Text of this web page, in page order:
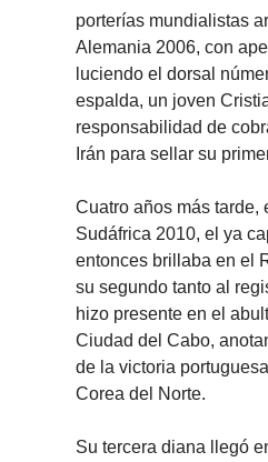
porterías mundialistas
Alemania 2006, con
luciendo el dorsal
espalda, un joven
responsabilidad de
Irán para sellar su
Cuatro años más tarde,
Sudáfrica 2010, el ya
entonces brillaba en el
su segundo tanto al
hizo presente en el
Ciudad del Cabo,
de la victoria
Corea del Norte.
Su tercera diana llegó